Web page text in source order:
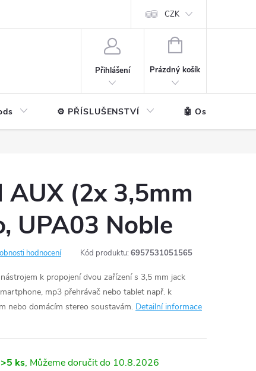
CZK
Přihlášení
NÁKUPNÍ
Prázdný košík
⚙️ PŘÍSLUŠENSTVÍ 🤖 Ostatní
(2x 3,5mm
UPA03 Noble
hodnocení Kód produktu: 6957531051565
k propojení dvou zařízení s 3,5 mm jack
mp3 přehrávač nebo tablet např. k
nebo domácím stereo soustavám. Detailní informace
>5 ks 10.8.2026